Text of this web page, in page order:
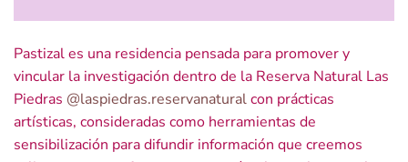
Pastizal es una residencia pensada para promover y
vincular la investigación dentro de la Reserva Natural Las
Piedras @laspiedras.reservanaturalcon prácticas
artísticas, consideradas como herramientas de
sensibilización para difundir información que creemos